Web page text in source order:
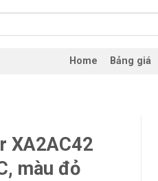
Home Bảng giá
XA2AC42
màu đỏ